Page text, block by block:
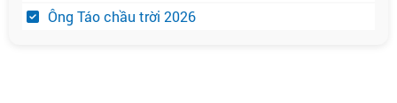
Ông Táo chầu trời 2026